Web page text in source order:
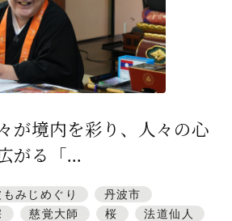
魅力交流」
が境内を彩り、人々の心
がる「...
みじめぐり
丹波市
慈覚大師 桜
法道仙人